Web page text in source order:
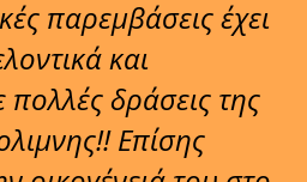
παρεμβάσεις έχει
και
δράσεις της
Επίσης